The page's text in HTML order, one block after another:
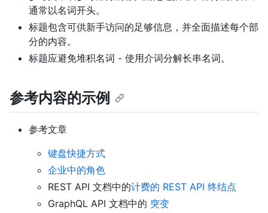
通常以名词开头。
标题包含可供新手访问的足够信息，并全面描述每个部
分的内容。
标题应避免堆积名词 - 使用介词分解长串名词。
参考内容的示例
参考文章
键盘快捷方式
企业中的角色
REST API 文档中的计费的 REST API 终结点
GraphQL API 文档中的 突变